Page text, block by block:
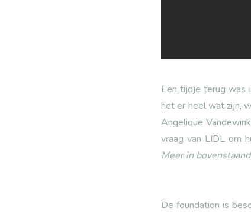
Een tijdje terug was
het er heel wat zijn,
Angelique
vraag van LIDL om
Meer in
De foundation is